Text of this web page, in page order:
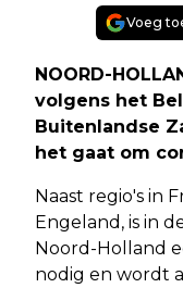
Voeg
NOORD-
volgens het
Buitenlandse
het gaat om
Naast regio's in
Engeland, is in
Noord-Holland
nodig en wordt